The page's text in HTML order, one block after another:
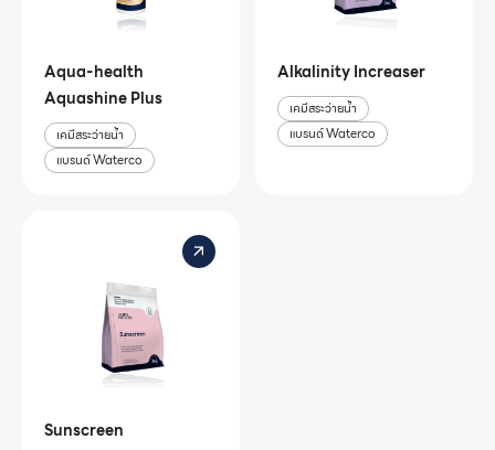
Aqua-health
Aquashine Plus
เคมีสระว่ายน้ำ
แบรนด์ Waterco
Alkalinity Increaser
เคมีสระว่ายน้ำ
แบรนด์ Waterco
Sunscreen